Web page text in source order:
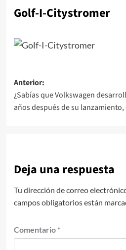
Golf-I-Citystromer
Navegación
de
entradas
Anterior:
¿Sabías que Volkswagen
años después de su lanzamiento,
Deja una respuesta
Tu dirección de correo
campos obligatorios están
Comentario *